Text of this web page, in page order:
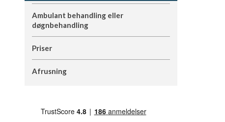
Ambulant behandling eller
døgnbehandling
Priser
Afrusning